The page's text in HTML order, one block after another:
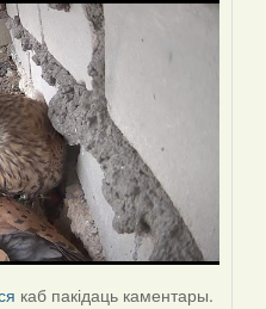
каб пакідаць каментары.